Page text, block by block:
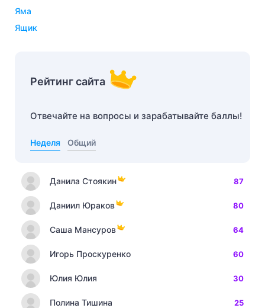
яма
ящик
Рейтинг сайта
Отвечайте на вопросы и зарабатывайте баллы!
Неделя Общий
Данила Стоякин 87
Даниил Юраков 80
Саша Мансуров 64
Игорь Проскуренко 60
Юлия Юлия 30
Полина Тишина 25